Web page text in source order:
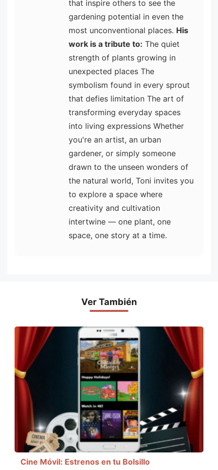
that inspire others to see the
gardening potential in even the
most unconventional places. His
work is a tribute to: The quiet
strength of plants growing in
unexpected places The
symbolism found in every sprout
that defies limitation The art of
transforming everyday spaces
into living expressions Whether
you're an artist, an urban
gardener, or simply someone
drawn to the unseen wonders of
the natural world, Toni invites you
to explore a space where
creativity and cultivation
intertwine — one plant, one
space, one story at a time.
Ver También
Cine Móvil: Estrenos en tu Bolsillo